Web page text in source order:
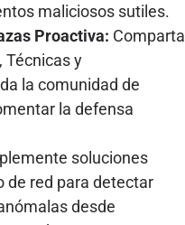
maliciosos sutiles.
Proactiva: Comparta
Técnicas y
la comunidad de
la defensa
soluciones
de red para detectar
desde